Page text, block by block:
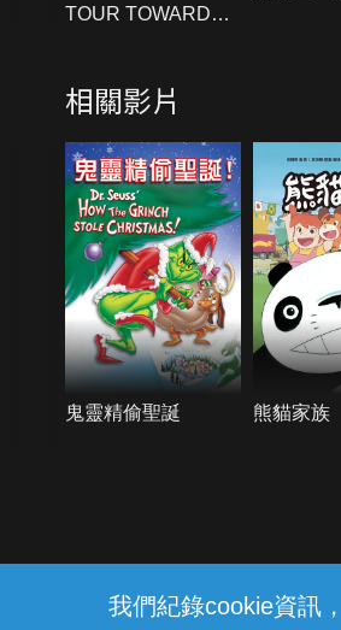
我們紀錄cookie資訊
TOUR TOWARDS
CINEMAS
相關影片
鬼靈精偷聖誕 熊貓家族